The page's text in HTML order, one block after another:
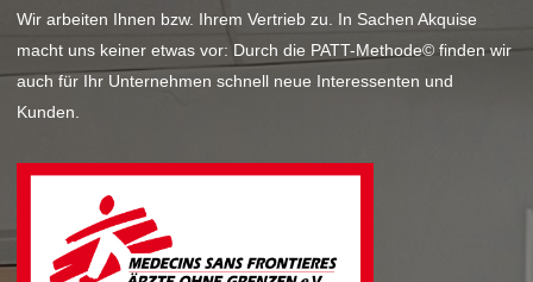
Wir arbeiten Ihnen bzw. Ihrem Vertrieb zu. In Sachen Akquise
macht uns keiner etwas vor: Durch die PATT-Methode© finden wir
auch für Ihr Unternehmen schnell neue Interessenten und
Kunden.